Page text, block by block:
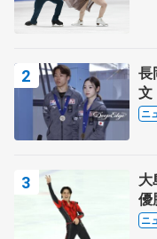
長
文
ハ
ニ
大
東
ニ